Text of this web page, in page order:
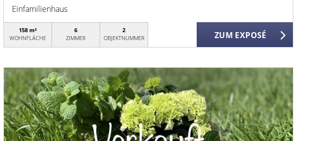
Einfamilienhaus
158 m²
WOHNFLÄCHE
6
ZIMMER
2
OBJEKTNUMMER
ZUM EXPOSÉ